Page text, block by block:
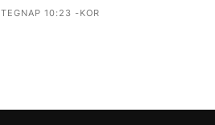
TEGNAP 10:23 -KOR